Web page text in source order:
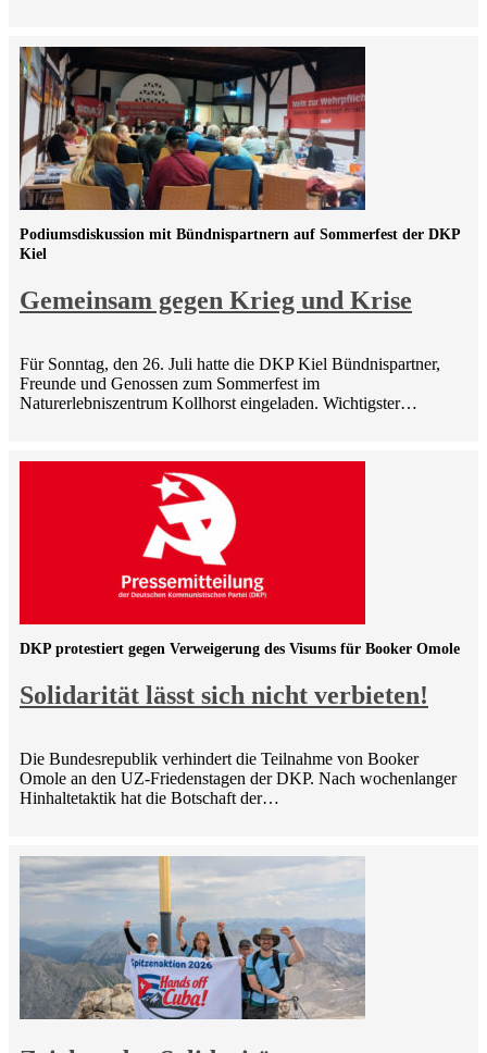
Gemeinsam gegen Krieg und Krise
Podiumsdiskussion mit Bündnispartnern auf Sommerfest der DKP
Kiel
Für Sonntag, den 26. Juli hatte die DKP Kiel Bündnispartner,
Freunde und Genossen zum Sommerfest im
Naturerlebniszentrum Kollhorst eingeladen. Wichtigster…
Solidarität lässt sich nicht verbieten!
DKP protestiert gegen Verweigerung des Visums für Booker Omole
Die Bundesrepublik verhindert die Teilnahme von Booker
Omole an den UZ-Friedenstagen der DKP. Nach wochenlanger
Hinhaltetaktik hat die Botschaft der…